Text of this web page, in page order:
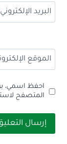
البريد
الموقع
احفظ اسمي،
المتصفح